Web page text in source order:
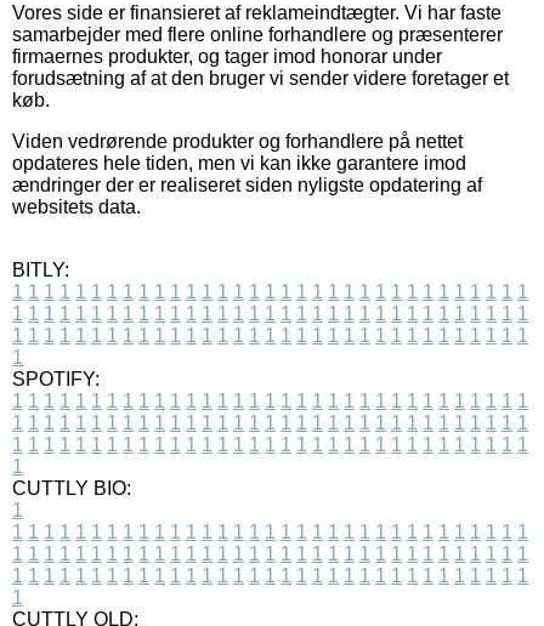
Vores side er finansieret af reklameindtægter. Vi har faste
samarbejder med flere online forhandlere og præsenterer
firmaernes produkter, og tager imod honorar under
forudsætning af at den bruger vi sender videre foretager et
køb.
Viden vedrørende produkter og forhandlere på nettet
opdateres hele tiden, men vi kan ikke garantere imod
ændringer der er realiseret siden nyligste opdatering af
websitets data.
BITLY:
1 1 1 1 1 1 1 1 1 1 1 1 1 1 1 1 1 1 1 1 1 1 1 1 1 1 1 1 1 1 1 1 1
1 1 1 1 1 1 1 1 1 1 1 1 1 1 1 1 1 1 1 1 1 1 1 1 1 1 1 1 1 1 1 1 1
1 1 1 1 1 1 1 1 1 1 1 1 1 1 1 1 1 1 1 1 1 1 1 1 1 1 1 1 1 1 1 1 1
1
SPOTIFY:
1 1 1 1 1 1 1 1 1 1 1 1 1 1 1 1 1 1 1 1 1 1 1 1 1 1 1 1 1 1 1 1 1
1 1 1 1 1 1 1 1 1 1 1 1 1 1 1 1 1 1 1 1 1 1 1 1 1 1 1 1 1 1 1 1 1
1 1 1 1 1 1 1 1 1 1 1 1 1 1 1 1 1 1 1 1 1 1 1 1 1 1 1 1 1 1 1 1 1
1
CUTTLY BIO:
1
1 1 1 1 1 1 1 1 1 1 1 1 1 1 1 1 1 1 1 1 1 1 1 1 1 1 1 1 1 1 1 1 1
1 1 1 1 1 1 1 1 1 1 1 1 1 1 1 1 1 1 1 1 1 1 1 1 1 1 1 1 1 1 1 1 1
1 1 1 1 1 1 1 1 1 1 1 1 1 1 1 1 1 1 1 1 1 1 1 1 1 1 1 1 1 1 1 1 1
1
CUTTLY OLD: